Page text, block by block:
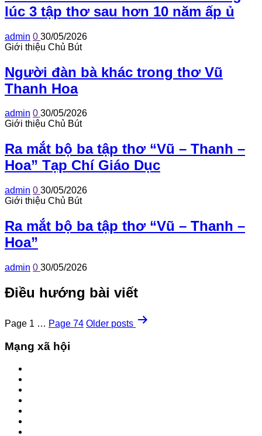
lúc 3 tập thơ sau hơn 10 năm ấp ủ
admin 0 30/05/2026
Giới thiệu Chủ Bút
Người đàn bà khác trong thơ Vũ
Thanh Hoa
admin 0 30/05/2026
Giới thiệu Chủ Bút
Ra mắt bộ ba tập thơ “Vũ – Thanh –
Hoa” Tạp Chí Giáo Dục
admin 0 30/05/2026
Giới thiệu Chủ Bút
Ra mắt bộ ba tập thơ “Vũ – Thanh –
Hoa”
admin 0 30/05/2026
Điều hướng bài viết
Page 1 … Page 74 Older posts
Mạng xã hội